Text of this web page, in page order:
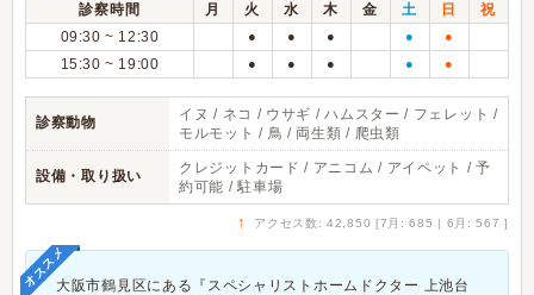
診察時間 月 火 水 木 金 土 日
祝
09:30 ~ 12:30
● ● ● ● ●
15:30 ~ 19:00 ● ● ● ● ●
診察動物
イヌ / ネコ / ウサギ / ハムスター / フェレット /
モルモット / 鳥 / 両生類 / 爬虫類
設備・取り扱い
クレジットカード / アニコム / アイペット / 予
約可能 / 駐車場
↑ アクセス数: 42,850 [7月: 685 | 6月: 567 ]
オススメ大阪市鶴見区にある『スペシャリストホームドクター 上池台